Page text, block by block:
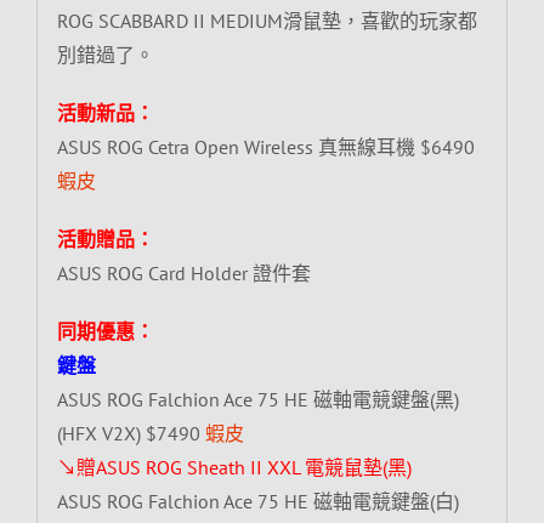
ROG SCABBARD II MEDIUM滑鼠墊，喜歡的玩家都
別錯過了。
活動新品：
ASUS ROG Cetra Open Wireless 真無線耳機 $6490
蝦皮
活動贈品：
ASUS ROG Card Holder 證件套
同期優惠：
鍵盤
ASUS ROG Falchion Ace 75 HE 磁軸電競鍵盤(黑)
(HFX V2X) $7490 蝦皮
↘贈ASUS ROG Sheath II XXL 電競鼠墊(黑)
ASUS ROG Falchion Ace 75 HE 磁軸電競鍵盤(白)